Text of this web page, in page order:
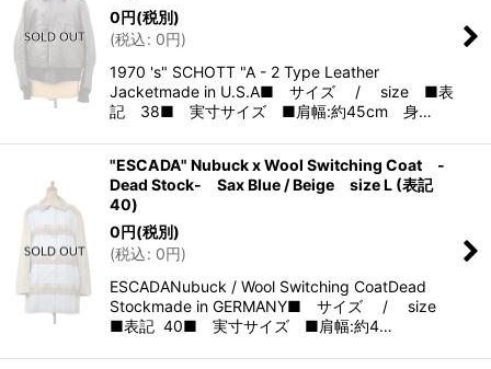
0円(税別)
(税込: 0円)
1970 's" SCHOTT "A - 2 Type Leather
Jacketmade in U.S.A■ サイズ / size ■表
記 38■ 実寸サイズ ■肩幅:約45cm 身…
"ESCADA" Nubuck x Wool Switching Coat -
Dead Stock- Sax Blue / Beige size L (表記
40)
0円(税別)
(税込: 0円)
ESCADANubuck / Wool Switching CoatDead
Stockmade in GERMANY■ サイズ / size
■表記 40■ 実寸サイズ ■肩幅:約4…